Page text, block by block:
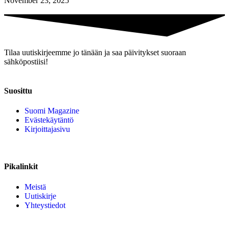
Tilaa uutiskirjeemme jo tänään ja saa päivitykset suoraan
sähköpostiisi!
Suosittu
Suomi Magazine
Evästekäytäntö
Kirjoittajasivu
Pikalinkit
Meistä
Uutiskirje
Yhteystiedot